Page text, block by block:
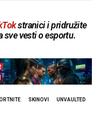
stranici i pridružite
sve vesti o esportu.
SKINOVI UNVAULTED